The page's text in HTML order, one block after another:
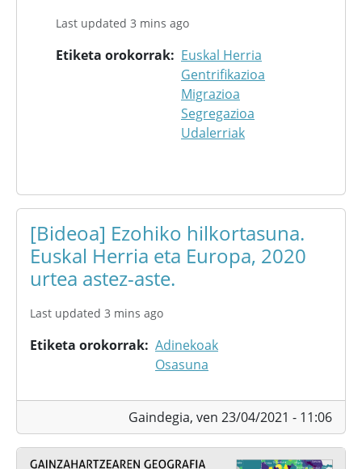
Last updated 3 mins ago
Etiketa orokorrak
Euskal Herria
Gentrifikazioa
Migrazioa
Segregazioa
Udalerriak
[Bideoa] Ezohiko hilkortasuna.
Euskal Herria eta Europa, 2020
urtea astez-aste.
Last updated 3 mins ago
Etiketa orokorrak Adinekoak
Osasuna
Gaindegia, ven 23/04/2021 - 11:06